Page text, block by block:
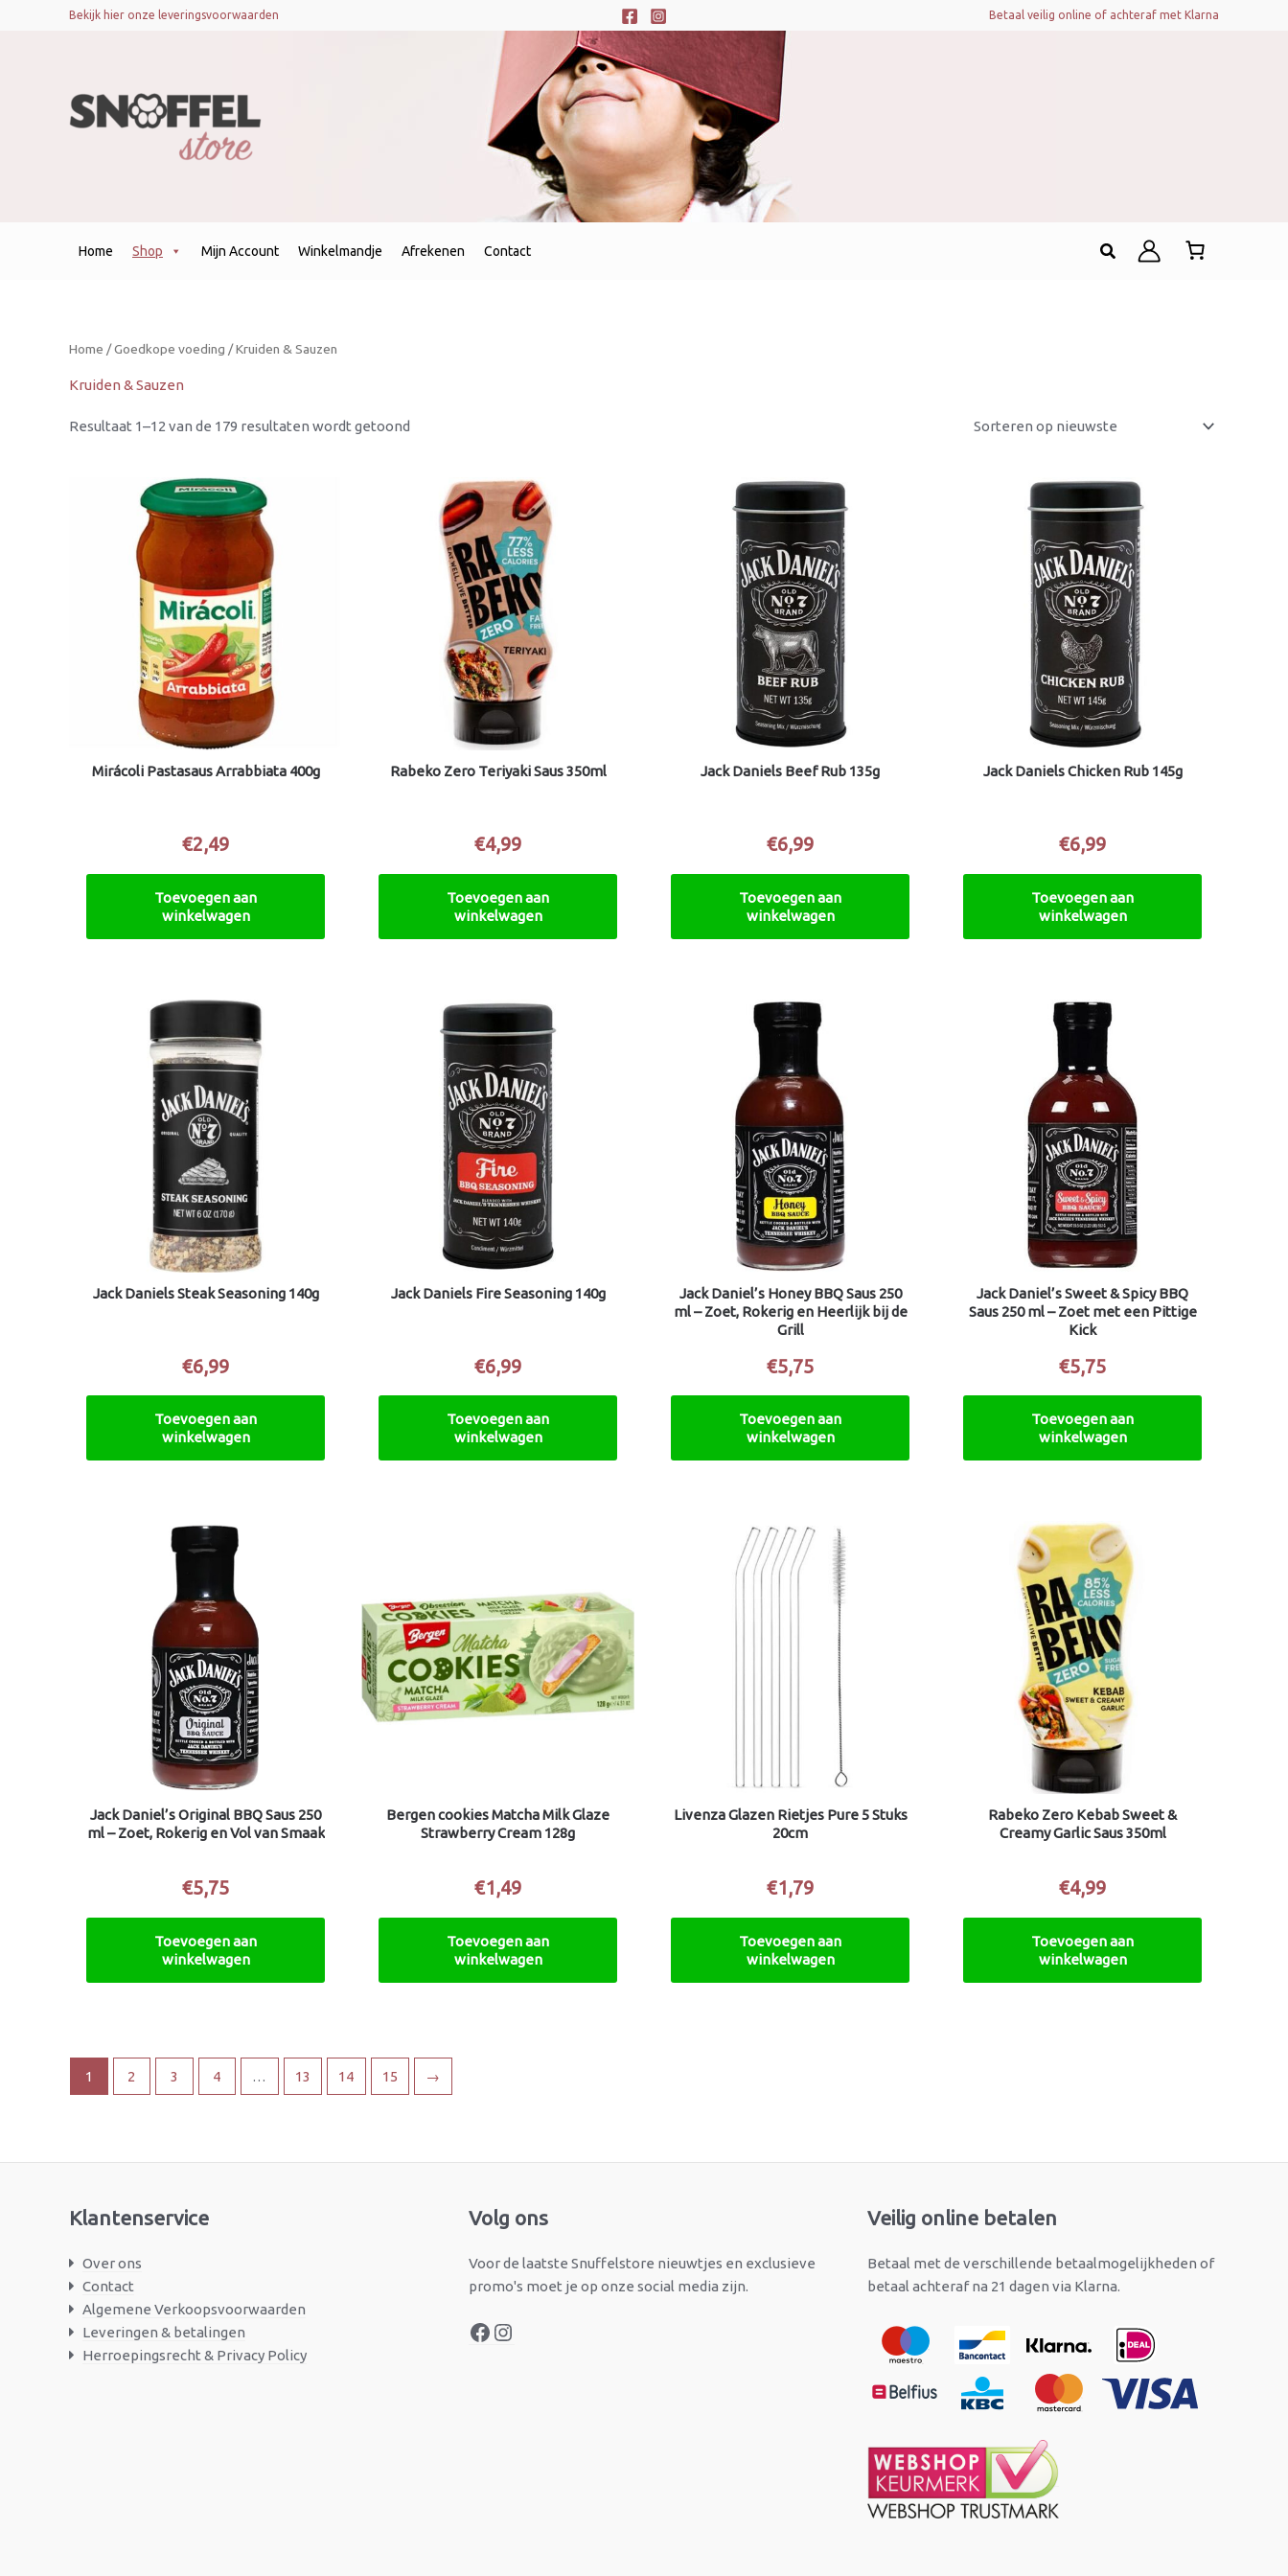
Bekijk hier onze leveringsvoorwaarden Betaal veilig online of achteraf met Klarna
Home Shop Mijn Account Winkelmandje Afrekenen Contact Zoeken
Home /Goedkope voeding / Kruiden & Sauzen
Kruiden & Sauzen
Resultaat 1–12 van de 179 resultaten wordt getoond
Mirácoli Pastasaus Arrabbiata 400g
€2,49
Toevoegen aan
winkelwagen
Rabeko Zero Teriyaki Saus 350ml
€4,99
Toevoegen aan
winkelwagen
Jack Daniels Beef Rub 135g
€6,99
Toevoegen aan
winkelwagen
Jack Daniels Chicken Rub 145g
€6,99
Toevoegen aan
winkelwagen
Jack Daniels Steak Seasoning 140g
€6,99
Toevoegen aan
winkelwagen
Jack Daniels Fire Seasoning 140g
€6,99
Toevoegen aan
winkelwagen
Jack Daniel’s Honey BBQ Saus 250
ml – Zoet, Rokerig en Heerlijk bij de
Grill
€5,75
Toevoegen aan
winkelwagen
Jack Daniel’s Sweet & Spicy BBQ
Saus 250 ml – Zoet met een Pittige
Kick
€5,75
Toevoegen aan
winkelwagen
Jack Daniel’s Original BBQ Saus 250
ml – Zoet, Rokerig en Vol van Smaak
€5,75
Toevoegen aan
winkelwagen
Bergen cookies Matcha Milk Glaze
Strawberry Cream 128g
€1,49
Toevoegen aan
winkelwagen
Livenza Glazen Rietjes Pure 5 Stuks
20cm
€1,79
Toevoegen aan
winkelwagen
Rabeko Zero Kebab Sweet &
Creamy Garlic Saus 350ml
€4,99
Toevoegen aan
winkelwagen
1 2 3 4 … 13 14 15 →
Klantenservice
Over ons
Contact
Algemene Verkoopsvoorwaarden
Leveringen & betalingen
Herroepingsrecht & Privacy Policy
Volg ons
Voor de laatste Snuffelstore nieuwtjes en exclusieve
promo's moet je op onze social media zijn.
Facebook
Instagram Veilig online betalen
Betaal met de verschillende betaalmogelijkheden of
betaal achteraf na 21 dagen via Klarna.